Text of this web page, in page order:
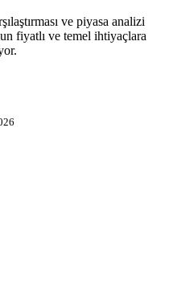
ve piyasa analizi
fiyatlı ve temel ihtiyaçlara